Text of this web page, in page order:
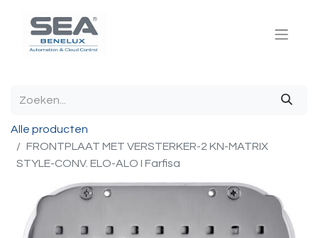
Alle producten
FRONTPLAAT MET VERSTERKER-2 KN-MATRIX
STYLE-CONV. ELO-ALO I Farfisa